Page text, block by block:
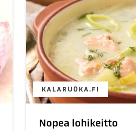
KALARUOKA.FI
Nopea lohikeitto